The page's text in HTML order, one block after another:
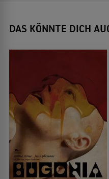
DAS KÖNNTE DICH